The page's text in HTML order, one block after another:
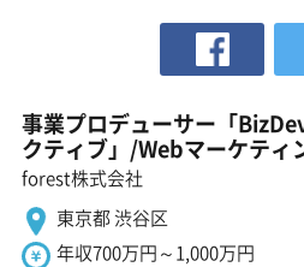
事業プロデューサー「
クティブ」/Webマーケティ
forest株式会社
東京都 渋谷区
年収700万円～1,000万円